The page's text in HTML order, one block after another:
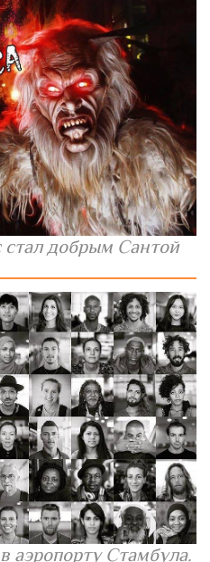
добрым Сантой
аэропорту Стамбула.